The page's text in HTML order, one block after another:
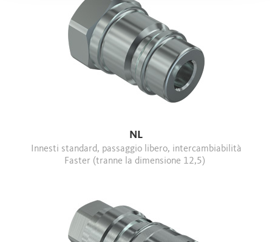
NL
Faster (tranne la dimensione 12,5)